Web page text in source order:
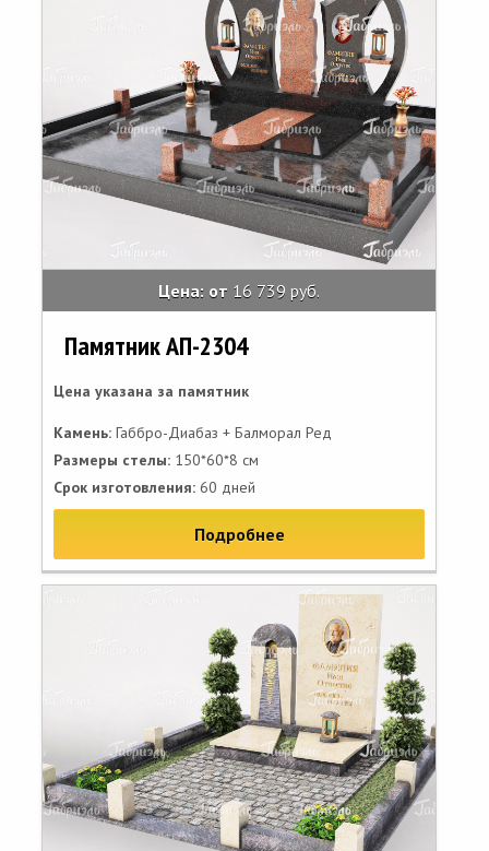
Цена: от 16 739 руб.
Памятник АП-2304
Цена указана за памятник
Камень: Габбро-Диабаз + Балморал Ред
Размеры стелы: 150*60*8 см
Срок изготовления: 60 дней
Подробнее